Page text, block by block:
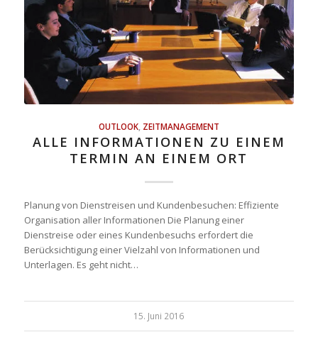
OUTLOOK, ZEITMANAGEMENT
ALLE INFORMATIONEN ZU EINEM
TERMIN AN EINEM ORT
Planung von Dienstreisen und Kundenbesuchen: Effiziente
Organisation aller Informationen Die Planung einer
Dienstreise oder eines Kundenbesuchs erfordert die
Berücksichtigung einer Vielzahl von Informationen und
Unterlagen. Es geht nicht…
15. Juni 2016